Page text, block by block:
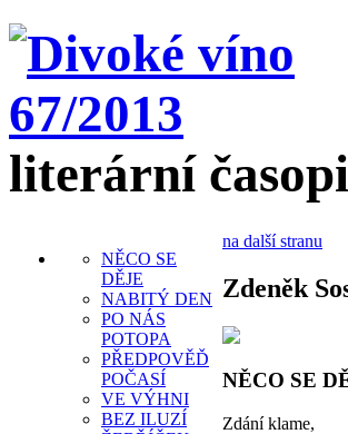
literární
NĚCO SE
DĚJE
NABITÝ DEN
PO NÁS
POTOPA
PŘEDPOVĚĎ
POČASÍ
VE VÝHNI
BEZ ILUZÍ
na další stranu
Zdeněk
NĚCO SE
Zdání klame,